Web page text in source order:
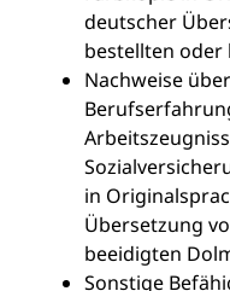
deutscher
bestellten oder
Nachweise
in
Übersetzung
beeidigten
Sonstige